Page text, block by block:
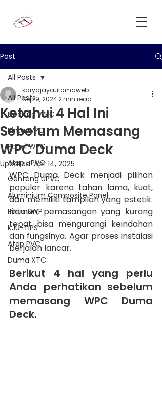
Post
All Posts
Decking WPC
Pintu WPC
Panel WPC
Atap uPVC
Genteng uPVC
Aluminium Composite Panel
Pintu SWP
KJU-TIPS
Atap PVC
Duma XTC
All Posts
Ketahui 4 Hal Ini
Sebelum Memasang
WPC Duma Deck
karyajayautamaweb
Sep 9, 20242 min read
Updated:Apr 14, 2025
WPC Duma Deck menjadi pilihan
populer karena tahan lama, kuat,
dan memiliki tampilan yang estetik.
Namun, pemasangan yang kurang
tepat bisa mengurangi keindahan
dan fungsinya. Agar proses instalasi
berjalan lancar.
Berikut 4 hal yang perlu
Anda perhatikan sebelum
memasang WPC Duma
Deck.